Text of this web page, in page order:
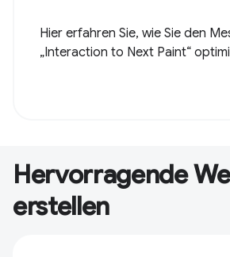
Hier erfahren Sie, wie Sie den
„Interaction to Next Paint“
Hervorragende
erstellen